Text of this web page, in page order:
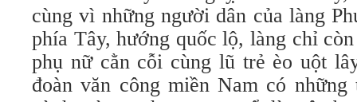
cùng vì những người dân của làng
phía Tây, hướng quốc lộ, làng chỉ
phụ nữ cằn cỗi cùng lũ trẻ èo uột
đoàn văn công miền Nam có